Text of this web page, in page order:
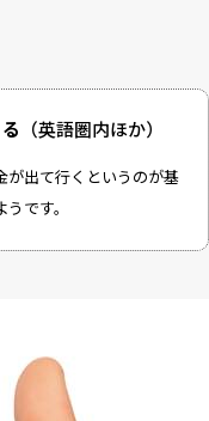
（英語圏内ほか）
が出て行くというのが基
です。